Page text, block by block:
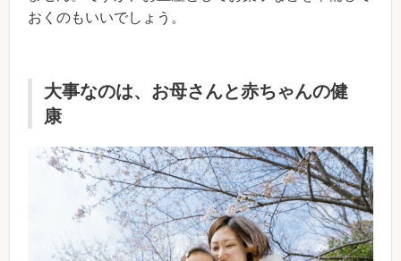
おくのもいいでしょう。
大事なのは、お母さんと赤ちゃんの健
康